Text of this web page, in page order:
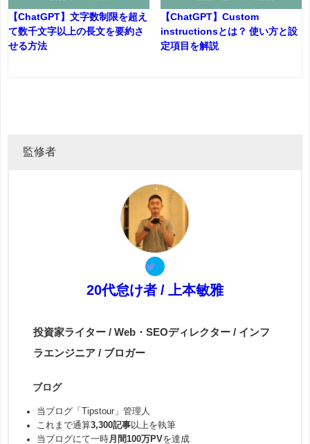
【ChatGPT】文字数制限を超え
て数千文字以上の長文を要約さ
せる方法
【ChatGPT】Custom
instructionsとは？ 使い方と設
定項目を解説
監修者
20代怠け者 / 上本敏雅
投資家ライター / Web・SEOディレクター / インフ
ラエンジニア / ブロガー
ブログ
当ブログ「Tipstour」管理人
これまで通算3,300記事以上を執筆
当ブログにて一時月間100万PVを達成